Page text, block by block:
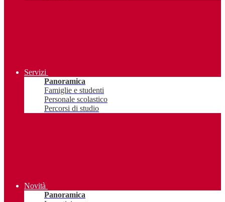
Servizi
Panoramica
Famiglie e studenti
Personale scolastico
Percorsi di studio
Novità
Panoramica